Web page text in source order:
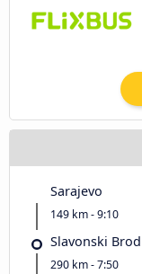
Sarajevo
149 km - 9:10
Slavonski Brod
290 km - 7:50